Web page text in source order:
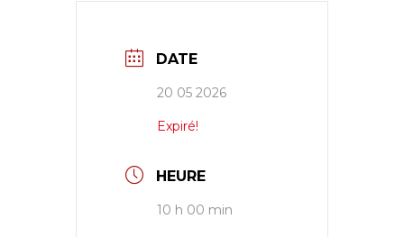
DATE
20 05 2026
Expiré!
HEURE
10 h 00 min